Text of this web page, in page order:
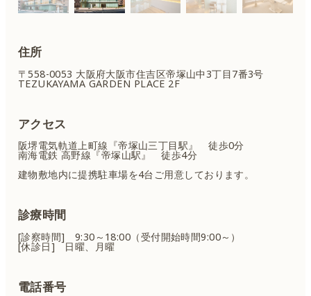
住所
〒558-0053 大阪府大阪市住吉区帝塚山中3丁目7番3号
TEZUKAYAMA GARDEN PLACE 2F
アクセス
阪堺電気軌道上町線『帝塚山三丁目駅』 徒歩0分
南海電鉄 高野線『帝塚山駅』 徒歩4分
建物敷地内に提携駐車場を4台ご用意しております。
診療時間
[診察時間] 9:30～18:00（受付開始時間9:00～）
[休診日] 日曜、月曜
電話番号